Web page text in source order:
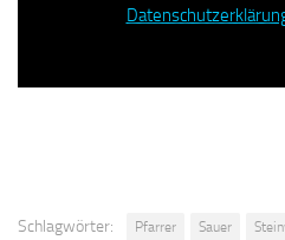
Schlagwörter: Pfarrer Sauer